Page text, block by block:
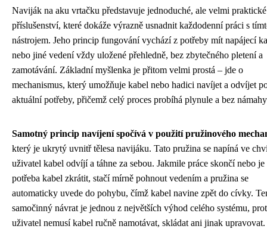
Naviják na aku vrtačku představuje jednoduché, ale velmi praktické
příslušenství, které dokáže výrazně usnadnit každodenní práci s
nástrojem. Jeho princip fungování vychází z potřeby mít napájecí
nebo jiné vedení vždy uložené přehledně, bez zbytečného pletení a
zamotávání. Základní myšlenka je přitom velmi prostá – jde o
mechanismus, který umožňuje kabel nebo hadici navíjet a odvíjet
aktuální potřeby, přičemž celý proces probíhá plynule a bez
Samotný princip navíjení spočívá v použití pružinového
který je ukrytý uvnitř tělesa navijáku. Tato pružina se napíná ve
uživatel kabel odvíjí a táhne za sebou. Jakmile práce skončí nebo je
potřeba kabel zkrátit, stačí mírně pohnout vedením a pružina se
automaticky uvede do pohybu, čímž kabel navine zpět do cívky.
samočinný návrat je jednou z největších výhod celého systému,
uživatel nemusí kabel ručně namotávat, skládat ani jinak upravovat.